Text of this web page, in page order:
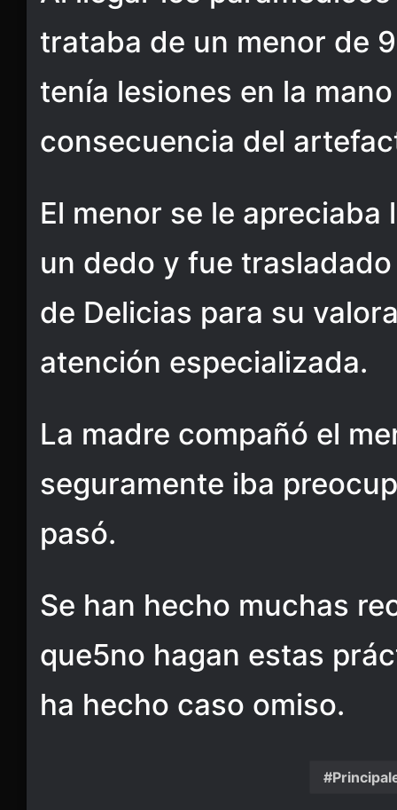
trataba de un menor de
tenía lesiones en la
consecuencia del
El menor se le
un dedo y fue
de Delicias para su
atención especializada.
La madre compañó el
seguramente iba
pasó.
Se han hecho muchas
que5no hagan estas
ha hecho caso omiso.